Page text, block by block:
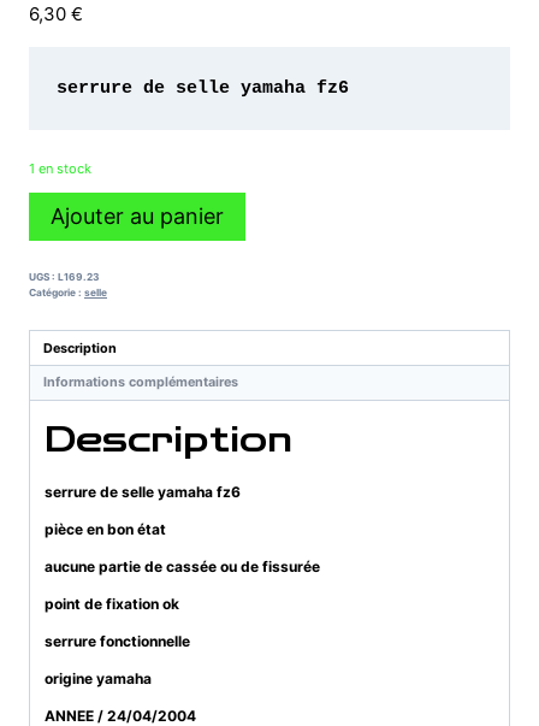
6,30 €
serrure de selle yamaha fz6
1 en stock
quantité
de
selle
fz6
Ajouter au panier
UGS : L169.23
Catégorie : selle
Description
Informations complémentaires
Description
serrure de selle yamaha fz6
pièce en bon état
aucune partie de cassée ou de fissurée
point de fixation ok
serrure fonctionnelle
origine yamaha
ANNEE / 24/04/2004